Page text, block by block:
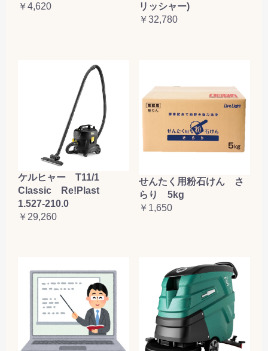
￥4,620
リッシャー)
￥32,780
ケルヒャー T11/1
Classic Re!Plast
1.527-210.0
￥29,260
せんたく用粉石けん さ
らり 5kg
￥1,650